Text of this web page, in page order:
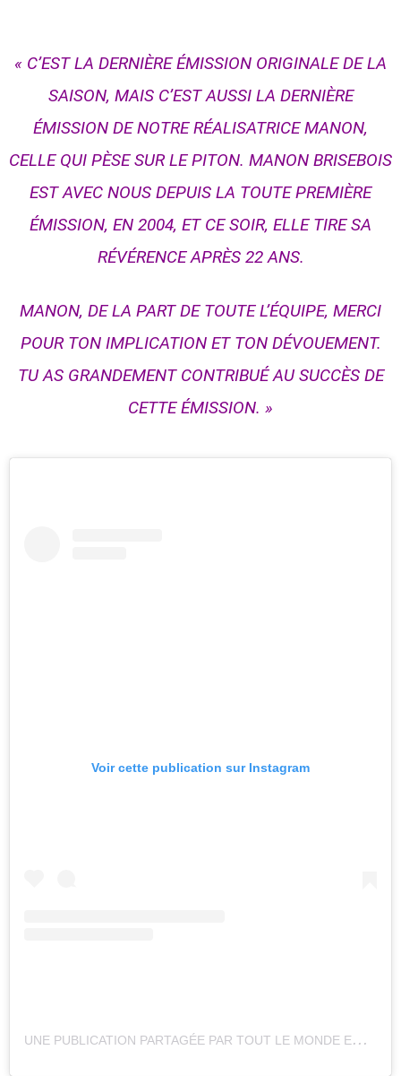
« C’EST LA DERNIÈRE ÉMISSION ORIGINALE DE LA
SAISON, MAIS C’EST AUSSI LA DERNIÈRE
ÉMISSION DE NOTRE RÉALISATRICE MANON,
CELLE QUI PÈSE SUR LE PITON. MANON BRISEBOIS
EST AVEC NOUS DEPUIS LA TOUTE PREMIÈRE
ÉMISSION, EN 2004, ET CE SOIR, ELLE TIRE SA
RÉVÉRENCE APRÈS 22 ANS.
MANON, DE LA PART DE TOUTE L’ÉQUIPE, MERCI
POUR TON IMPLICATION ET TON DÉVOUEMENT.
TU AS GRANDEMENT CONTRIBUÉ AU SUCCÈS DE
CETTE ÉMISSION. »
Voir cette publication sur Instagram
U
NE PUBLICATION PARTAGÉE PAR TOUT LE MONDE EN PARLE (@OFF_TLMEP)